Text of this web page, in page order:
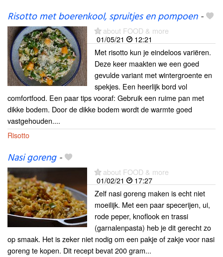
Risotto met boerenkool, spruitjes en pompoen-
about FOOD & more
01/05/21
12:21
Met risotto kun je eindeloos variëren.
Deze keer maakten we een goed
gevulde variant met wintergroente en
spekjes. Een heerlijk bord vol
comfortfood. Een paar tips vooraf: Gebruik een ruime pan met
dikke bodem. Door de dikke bodem wordt de warmte goed
vastgehouden....
Risotto
Nasi goreng-
about FOOD & more
01/02/21
17:27
Zelf nasi goreng maken is echt niet
moeilijk. Met een paar specerijen, ui,
rode peper, knoflook en trassi
(garnalenpasta) heb je dit gerecht zo
op smaak. Het is zeker niet nodig om een pakje of zakje voor nasi
goreng te kopen. Dit recept bevat 200 gram...